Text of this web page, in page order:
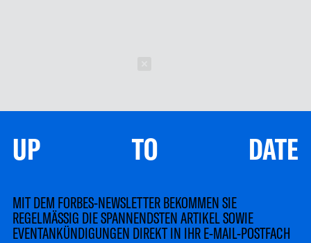
UP TO DATE
MIT DEM FORBES-NEWSLETTER BEKOMMEN SIE
REGELMÄSSIG DIE SPANNENDSTEN ARTIKEL SOWIE
EVENTANKÜNDIGUNGEN DIREKT IN IHR E-MAIL-POSTFACH